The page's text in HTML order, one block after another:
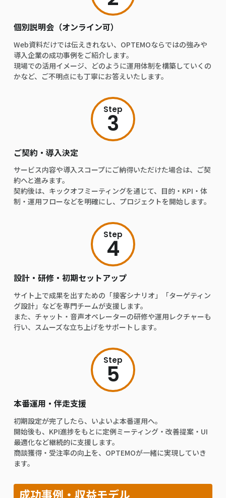
個別説明会（オンライン可）
Web資料だけでは伝えきれない、OPTEMOならではの強みや
導入企業の成功事例をご紹介します。
現場での活用イメージ、どのように運用体制を構築していくの
かなど、ご不明点にも丁寧にお答えいたします。
Step
3
ご契約・導入決定
サービス内容や導入スコープにご納得いただけた場合は、ご契
約へと進みます。
契約後は、キックオフミーティングを通じて、目的・KPI・体
制・運用フローなどを明確にし、プロジェクトを開始します。
Step
4
設計・研修・初期セットアップ
サイト上で成果を出すための「接客シナリオ」「ターゲティン
グ設計」などを専門チームが支援します。
また、チャット・音声オペレーターの研修や運用レクチャーも
行い、スムーズな立ち上げをサポートします。
Step
5
本番運用・伴走支援
初期設定が完了したら、いよいよ本番運用へ。
開始後も、KPI進捗をもとに定例ミーティング・改善提案・UI
最適化など継続的に支援します。
商談獲得・受注率の向上を、OPTEMOが一緒に実現していき
ます。
成功事例・収益モデル